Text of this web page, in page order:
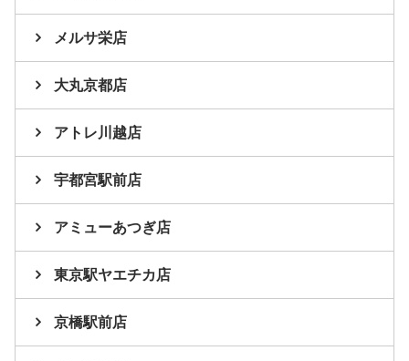
メルサ栄店
大丸京都店
アトレ川越店
宇都宮駅前店
アミューあつぎ店
東京駅ヤエチカ店
京橋駅前店